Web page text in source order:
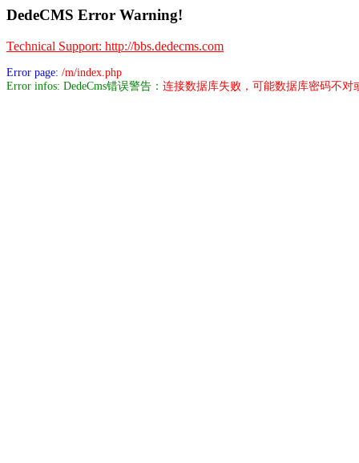
DedeCMS Error Warning!
Technical Support: http://bbs.dedecms.com
Error page: /m/index.php
Error infos: DedeCms错误警告： 连接数据库失败，可能数据库密码不对